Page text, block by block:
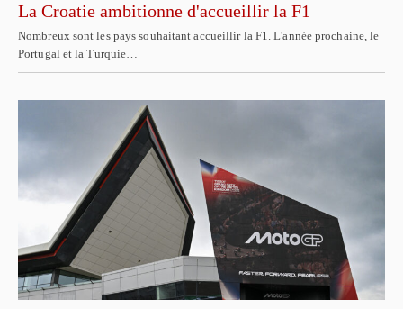
La Croatie ambitionne d'accueillir la F1
Nombreux sont les pays souhaitant accueillir la F1. L'année prochaine, le
Portugal et la Turquie…